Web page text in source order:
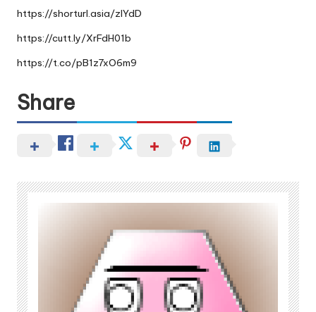
https://shorturl.asia/zIYdD
https://cutt.ly/XrFdH01b
https://t.co/pB1z7xO6m9
Share